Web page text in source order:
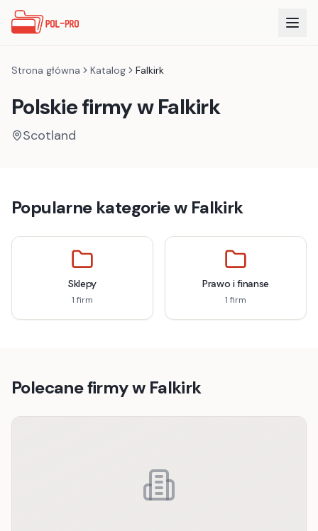
Strona główna Katalog Falkirk
Polskie firmy wFalkirk
Scotland
Popularne kategorie w Falkirk
Sklepy
1 firm
Prawo i finanse
1 firm
Polecane firmy w Falkirk